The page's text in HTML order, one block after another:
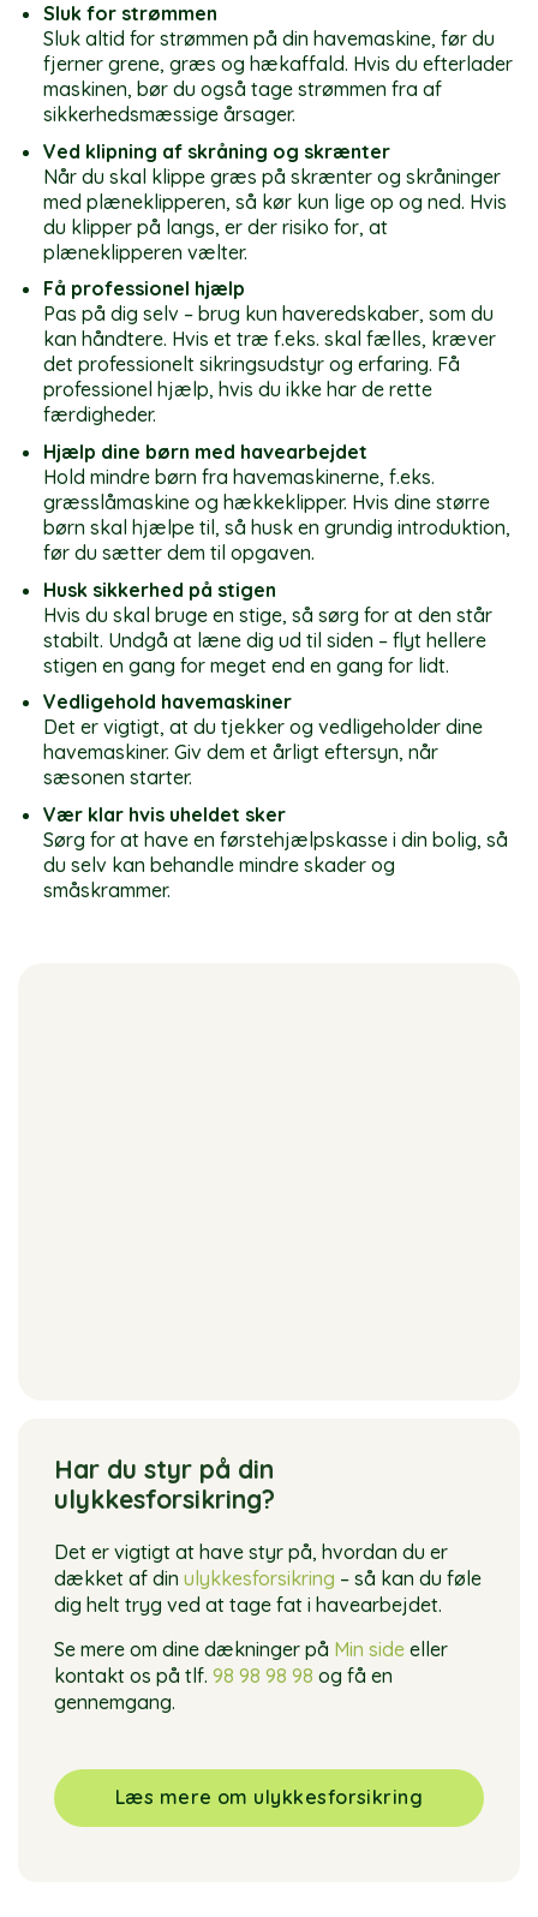
Sluk for strømmen
Sluk altid for strømmen på din havemaskine, før du
fjerner grene, græs og hækaffald. Hvis du efterlader
maskinen, bør du også tage strømmen fra af
sikkerhedsmæssige årsager.
Ved klipning af skråning og skrænter
Når du skal klippe græs på skrænter og skråninger
med plæneklipperen, så kør kun lige op og ned. Hvis
du klipper på langs, er der risiko for, at
plæneklipperen vælter.
Få professionel hjælp
Pas på dig selv – brug kun haveredskaber, som du
kan håndtere. Hvis et træ f.eks. skal fælles, kræver
det professionelt sikringsudstyr og erfaring. Få
professionel hjælp, hvis du ikke har de rette
færdigheder.
Hjælp dine børn med havearbejdet
Hold mindre børn fra havemaskinerne, f.eks.
græsslåmaskine og hækkeklipper. Hvis dine større
børn skal hjælpe til, så husk en grundig introduktion,
før du sætter dem til opgaven.
Husk sikkerhed på stigen
Hvis du skal bruge en stige, så sørg for at den står
stabilt. Undgå at læne dig ud til siden – flyt hellere
stigen en gang for meget end en gang for lidt.
Vedligehold havemaskiner
Det er vigtigt, at du tjekker og vedligeholder dine
havemaskiner. Giv dem et årligt eftersyn, når
sæsonen starter.
Vær klar hvis uheldet sker
Sørg for at have en førstehjælpskasse i din bolig, så
du selv kan behandle mindre skader og
småskrammer.
Har du styr på din
ulykkesforsikring?
Det er vigtigt at have styr på, hvordan du er
dækket af din ulykkesforsikring – så kan du føle
dig helt tryg ved at tage fat i havearbejdet.
Se mere om dine dækninger på Min side eller
kontakt os på tlf. 98 98 98 98 og få en
gennemgang.
Læs mere om ulykkesforsikring